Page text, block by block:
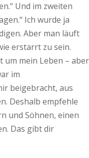
Und im zweiten
Ich wurde ja
Aber man läuft
erstarrt zu sein.
um mein Leben – aber
im
beigebracht, aus
Deshalb empfehle
und Söhnen, einen
Das gibt dir